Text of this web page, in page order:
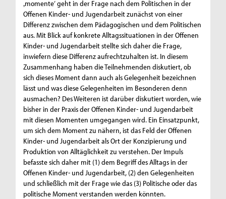
‚momente‘ geht in der Frage nach dem Politischen in der
Offenen Kinder- und Jugendarbeit zunächst von einer
Differenz zwischen dem Pädagogischen und dem Politischen
aus. Mit Blick auf konkrete Alltagssituationen in der Offenen
Kinder- und Jugendarbeit stellte sich daher die Frage,
inwiefern diese Differenz aufrechtzuhalten ist. In diesem
Zusammenhang haben die Teilnehmenden diskutiert, ob
sich dieses Moment dann auch als Gelegenheit bezeichnen
lässt und was diese Gelegenheiten im Besonderen denn
ausmachen? Des Weiteren ist darüber diskutiert worden, wie
bisher in der Praxis der Offenen Kinder- und Jugendarbeit
mit diesen Momenten umgegangen wird. Ein Einsatzpunkt,
um sich dem Moment zu nähern, ist das Feld der Offenen
Kinder- und Jugendarbeit als Ort der Konzipierung und
Produktion von Alltäglichkeit zu verstehen. Der Impuls
befasste sich daher mit (1) dem Begriff des Alltags in der
Offenen Kinder- und Jugendarbeit, (2) den Gelegenheiten
und schließlich mit der Frage wie das (3) Politische oder das
politische Moment verstanden werden könnten.